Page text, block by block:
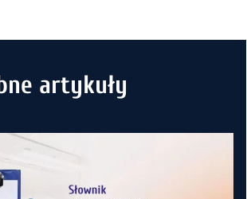
artykuły